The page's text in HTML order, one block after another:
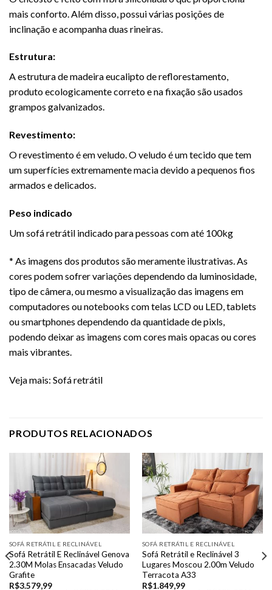
mais conforto. Além disso, possui várias posições de
inclinação e acompanha duas rineiras.
Estrutura:
A estrutura de madeira eucalipto de reflorestamento,
produto ecologicamente correto e na fixação são usados
grampos galvanizados.
Revestimento:
O revestimento é em veludo. O veludo é um tecido que tem
um superfícies extremamente macia devido a pequenos fios
armados e delicados.
Peso indicado
Um sofá retrátil indicado para pessoas com até 100kg
* As imagens dos produtos são meramente ilustrativas. As
cores podem sofrer variações dependendo da luminosidade,
tipo de câmera, ou mesmo a visualização das imagens em
computadores ou notebooks com telas LCD ou LED, tablets
ou smartphones dependendo da quantidade de pixls,
podendo deixar as imagens com cores mais opacas ou cores
mais vibrantes.
Veja mais: Sofá retrátil
PRODUTOS RELACIONADOS
SOFÁ RETRÁTIL E RECLINÁVEL
Sofá Retrátil E Reclinável Genova
2.30M Molas Ensacadas Veludo
Grafite
R$3.579,99
SOFÁ RETRÁTIL E RECLINÁVEL
Sofá Retrátil e Reclinável 3
Lugares Moscou 2.00m Veludo
Terracota A33
R$1.849,99